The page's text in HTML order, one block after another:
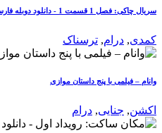
سریال چاکی: فصل 1 قسمت 1 - دانلود دوبله فارسی
کمدی, درام, ترسناک
وانام – فیلمی با پنج داستان موازی
اکشن, جنایی, درام